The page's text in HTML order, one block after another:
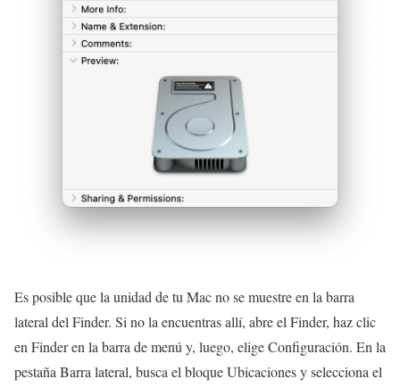
Es posible que la unidad de tu Mac no se muestre en la barra
lateral del Finder. Si no la encuentras allí, abre el Finder, haz clic
en Finder en la barra de menú y, luego, elige Configuración. En la
pestaña Barra lateral, busca el bloque Ubicaciones y selecciona el